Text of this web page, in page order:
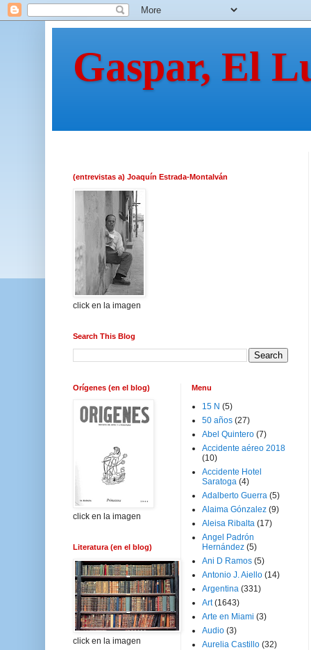
Gaspar, El
(entrevistas a) Joaquín Estrada-Montalván
click en la imagen
Search This Blog
Orígenes (en el blog)
click en la imagen
Literatura (en el blog)
click en la imagen
Menu
15 N (5)
50 años (27)
Abel Quintero (7)
Accidente aéreo 2018
(10)
Accidente Hotel
Saratoga (4)
Adalberto Guerra (5)
Alaima Gónzalez (9)
Aleisa Ribalta (17)
Angel Padrón
Hernández (5)
Ani D Ramos (5)
Antonio J. Aiello (14)
Argentina (331)
Art (1643)
Arte en Miami (3)
Audio (3)
Aurelia Castillo (32)